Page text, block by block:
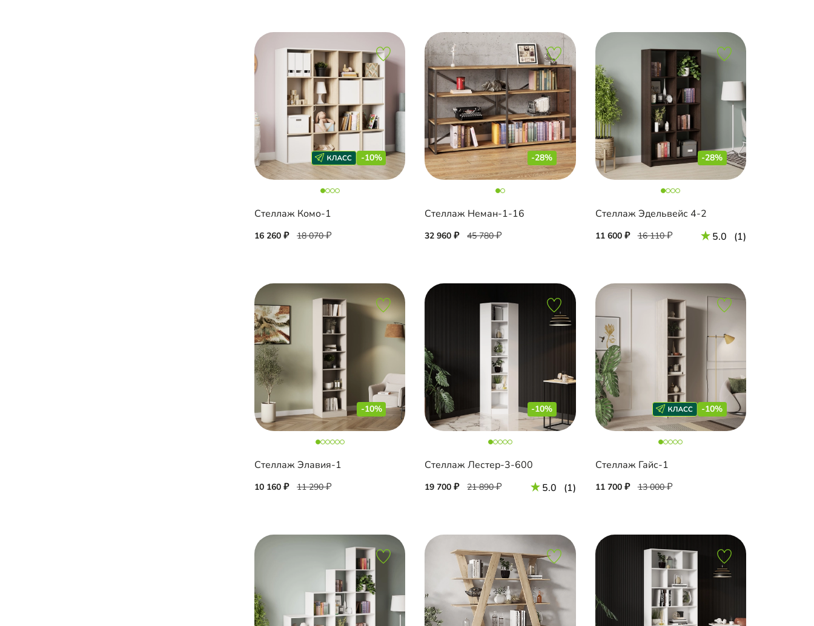
-10%
Стеллаж Комо-1
16 260 18 070
-28%
Стеллаж Неман-1-16
32 960 45 780
-28%
Стеллаж Эдельвейс 4-2
11 600 16 110 5.0 (1)
-10%
Стеллаж Элавия-1
10 160 11 290
-10%
Стеллаж Лестер-3-600
19 700 21 890 5.0 (1)
-10%
Стеллаж Гайс-1
11 700 13 000